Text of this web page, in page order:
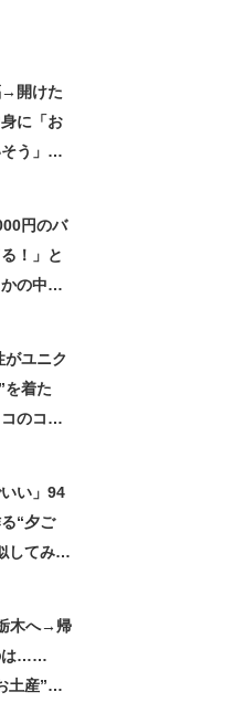
→開けた
に「お
う」
円のバ
！」と
の中身
ユニク
を着た
のコー
いい」94
“夕ご
してみま
木へ→帰
は……
土産”に